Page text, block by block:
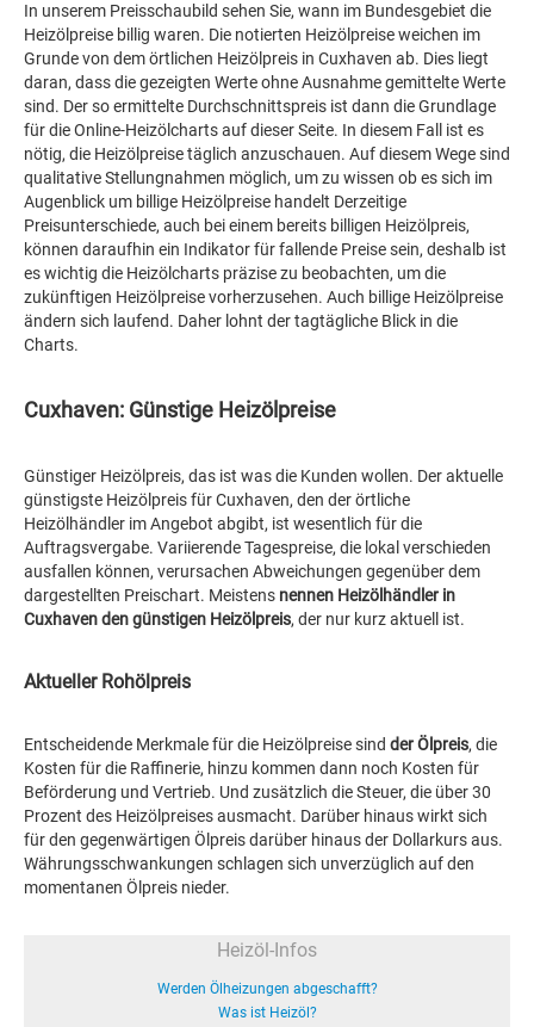
In unserem Preisschaubild sehen Sie, wann im Bundesgebiet die
Heizölpreise billig waren. Die notierten Heizölpreise weichen im
Grunde von dem örtlichen Heizölpreis in Cuxhaven ab. Dies liegt
daran, dass die gezeigten Werte ohne Ausnahme gemittelte Werte
sind. Der so ermittelte Durchschnittspreis ist dann die Grundlage
für die Online-Heizölcharts auf dieser Seite. In diesem Fall ist es
nötig, die Heizölpreise täglich anzuschauen. Auf diesem Wege sind
qualitative Stellungnahmen möglich, um zu wissen ob es sich im
Augenblick um billige Heizölpreise handelt Derzeitige
Preisunterschiede, auch bei einem bereits billigen Heizölpreis,
können daraufhin ein Indikator für fallende Preise sein, deshalb ist
es wichtig die Heizölcharts präzise zu beobachten, um die
zukünftigen Heizölpreise vorherzusehen. Auch billige Heizölpreise
ändern sich laufend. Daher lohnt der tagtägliche Blick in die
Charts.
Cuxhaven: Günstige Heizölpreise
Günstiger Heizölpreis, das ist was die Kunden wollen. Der aktuelle
günstigste Heizölpreis für Cuxhaven, den der örtliche
Heizölhändler im Angebot abgibt, ist wesentlich für die
Auftragsvergabe. Variierende Tagespreise, die lokal verschieden
ausfallen können, verursachen Abweichungen gegenüber dem
dargestellten Preischart. Meistens nennen Heizölhändler in
Cuxhaven den günstigen Heizölpreis, der nur kurz aktuell ist.
Aktueller Rohölpreis
Entscheidende Merkmale für die Heizölpreise sind der Ölpreis, die
Kosten für die Raffinerie, hinzu kommen dann noch Kosten für
Beförderung und Vertrieb. Und zusätzlich die Steuer, die über 30
Prozent des Heizölpreises ausmacht. Darüber hinaus wirkt sich
für den gegenwärtigen Ölpreis darüber hinaus der Dollarkurs aus.
Währungsschwankungen schlagen sich unverzüglich auf den
momentanen Ölpreis nieder.
Heizöl-Infos
Werden Ölheizungen abgeschafft?
Was ist Heizöl?